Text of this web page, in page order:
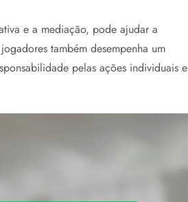
e a mediação, pode ajudar a
também desempenha um
pelas ações individuais e